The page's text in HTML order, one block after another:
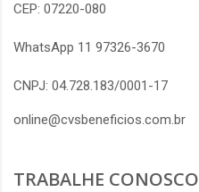
CEP: 07220-080
WhatsApp 11 97326-3670
CNPJ: 04.728.183/0001-17
online@cvsbeneficios.com.br
TRABALHE CONOSCO